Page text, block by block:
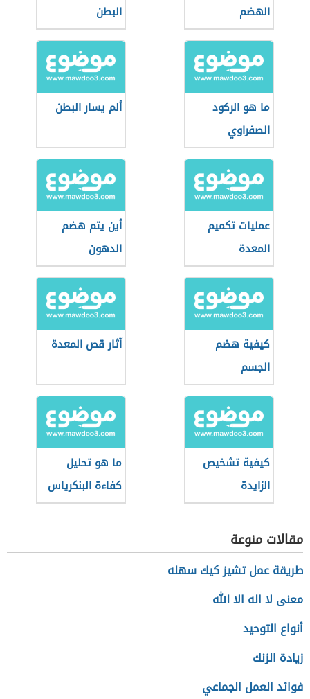
الهضم
البطن
ما هو الركود
الصفراوي
ألم يسار البطن
عمليات تكميم
المعدة
أين يتم هضم
الدهون
كيفية هضم
الجسم
للكربوهيدرات
آثار قص المعدة
كيفية تشخيص
الزايدة
ما هو تحليل
كفاءة البنكرياس
مقالات منوعة
طريقة عمل تشيز كيك سهله
معنى لا اله الا الله
أنواع التوحيد
زيادة الزنك
فوائد العمل الجماعي